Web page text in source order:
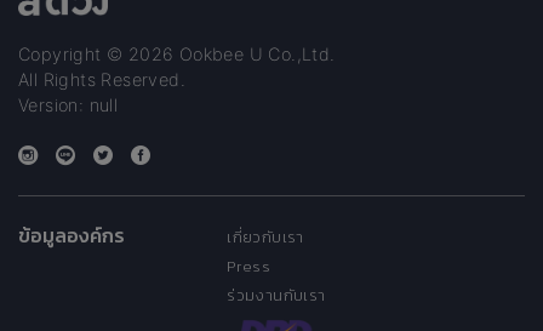
Copyright © 2026 Ookbee U Co.,Ltd.
All Rights Reserved.
Version: null
ข้อมูลองค์กร
เกี่ยวกับเรา
Press
ร่วมงานกับเรา